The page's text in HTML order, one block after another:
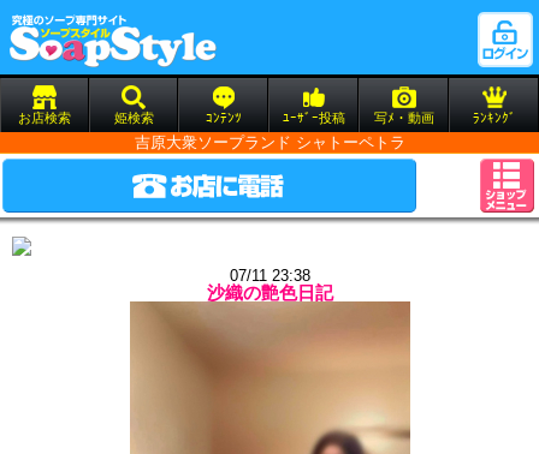
お店検索 姫検索 ｺﾝﾃﾝﾂ ﾕｰｻﾞｰ投稿 写ﾒ・動画 ﾗﾝｷﾝｸﾞ
吉原大衆ソープランド シャトーペトラ
07/11 23:38
沙織の艶色日記